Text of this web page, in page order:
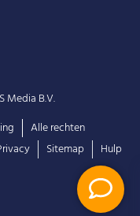
Media B.V.
Alle rechten
Sitemap
Hulp